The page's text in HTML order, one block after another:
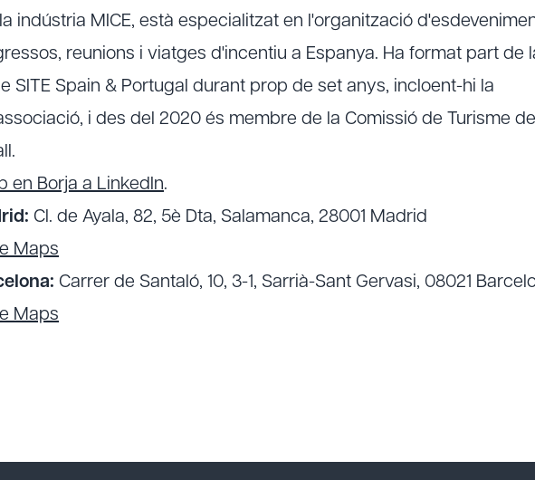
indústria MICE, està especialitzat en l'organització
reunions i viatges d'incentiu a Espanya. Ha format part de
SITE Spain & Portugal durant prop de set anys, incloent-hi la
i des del 2020 és membre de la Comissió de Turisme de
en Borja a LinkedIn.
Cl. de Ayala, 82, 5è Dta, Salamanca, 28001 Madrid
Maps
Carrer de Santaló, 10, 3-1, Sarrià-Sant Gervasi, 08021
Maps